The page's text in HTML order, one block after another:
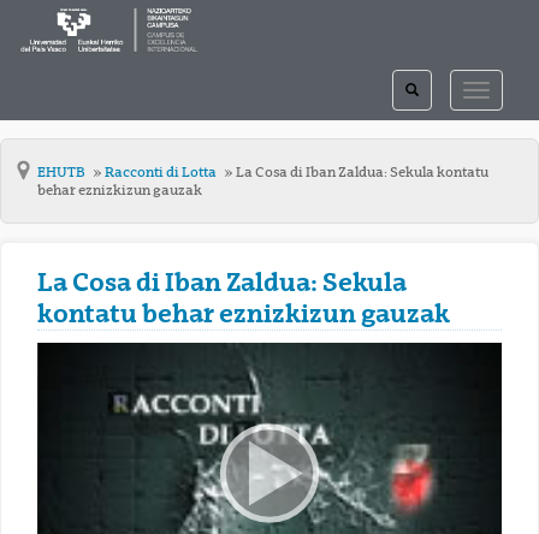
TOGGLE
TOGGLE
SEARCH
EHUTB Racconti di Lotta
La Cosa di Iban Zaldua: Sekula kontatu
behar eznizkizun gauzak
La Cosa di Iban Zaldua: Sekula
kontatu behar eznizkizun gauzak